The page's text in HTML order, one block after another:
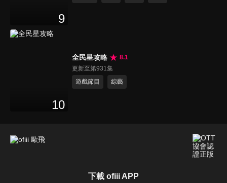
9
10
全民星攻略
8.1
更新至第931集
遊戲節目
綜藝
下載 ofiii APP